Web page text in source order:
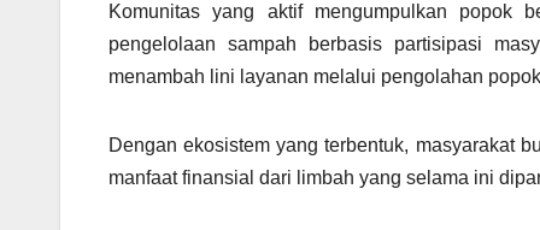
Komunitas yang aktif mengumpulkan popok
pengelolaan sampah berbasis partisipasi
menambah lini layanan melalui pengolahan
Dengan ekosistem yang terbentuk, masyarakat
manfaat finansial dari limbah yang selama ini